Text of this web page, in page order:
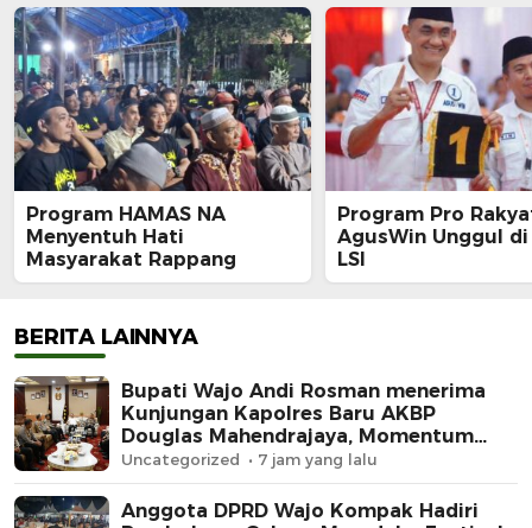
Program HAMAS NA
Menyentuh Hati
Masyarakat Rappang
Program Pro
AgusWin Unggul di
LSI
BERITA LAINNYA
Bupati Wajo Andi Rosman menerima
Kunjungan Kapolres Baru AKBP
Douglas Mahendrajaya, Momentum
Memperkuat Sinergi
Uncategorized 7 jam yang lalu
Anggota DPRD Wajo Kompak Hadiri